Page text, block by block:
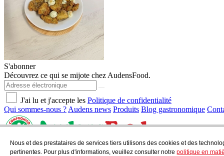
Nous et des prestataires de services tiers utilisons des cookies et des
pertinentes. Pour plus d'informations, veuillez consulter notre politique en
S'abonner
Découvrez ce qui se mijote chez AudensFood.
J'ai lu et j'accepte les Politique de confidentialité
Qui sommes-nous ? Audens news Produits Blog gastronomique
AUDENS FOOD S.A. C/ Jordi Camp, 25 - 08403 Granollers